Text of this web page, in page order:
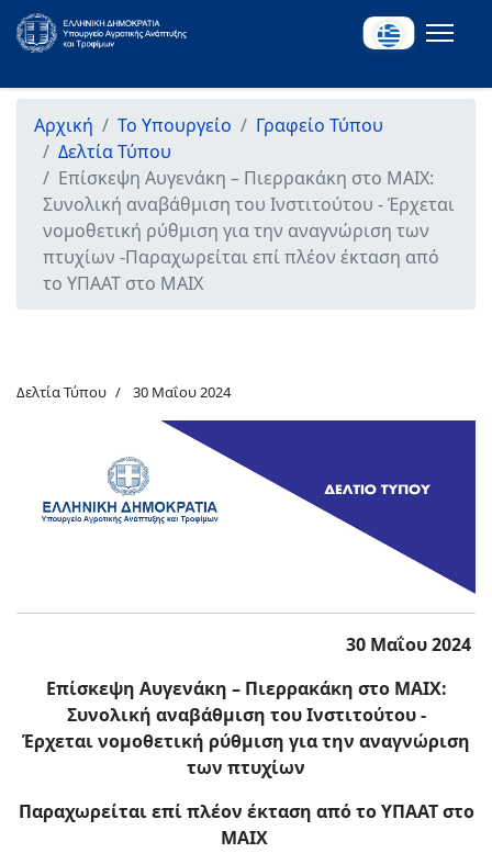
Αρχική Το Υπουργείο
Γραφείο Τύπου
Δελτία Τύπου
Επίσκεψη Αυγενάκη – Πιερρακάκη στο ΜΑΙΧ:
Συνολική αναβάθμιση του Ινστιτούτου - Έρχεται
νομοθετική ρύθμιση για την αναγνώριση των
πτυχίων -Παραχωρείται επί πλέον έκταση από
το ΥΠΑΑΤ στο ΜΑΙΧ
Δελτία Τύπου 30 Μαΐου 2024
30 Μαΐου 2024
Επίσκεψη Αυγενάκη – Πιερρακάκη στο ΜΑΙΧ:
Συνολική αναβάθμιση του Ινστιτούτου -
Έρχεται νομοθετική ρύθμιση για την αναγνώριση
των πτυχίων
Παραχωρείται επί πλέον έκταση από το ΥΠΑΑΤ στο
ΜΑΙΧ